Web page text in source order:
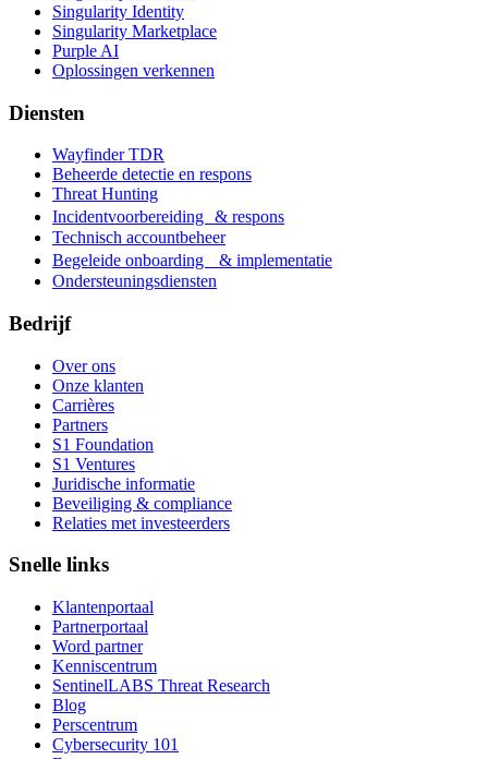
Singularity Identity
Singularity Marketplace
Purple AI
Oplossingen verkennen
Diensten
Wayfinder TDR
Beheerde detectie en respons
Threat Hunting
Incidentvoorbereiding & respons
Technisch accountbeheer
Begeleide onboarding & implementatie
Ondersteuningsdiensten
Bedrijf
Over ons
Onze klanten
Carrières
Partners
S1 Foundation
S1 Ventures
Juridische informatie
Beveiliging & compliance
Relaties met investeerders
Snelle links
Klantenportaal
Partnerportaal
Word partner
Kenniscentrum
SentinelLABS Threat Research
Blog
Perscentrum
Cybersecurity 101